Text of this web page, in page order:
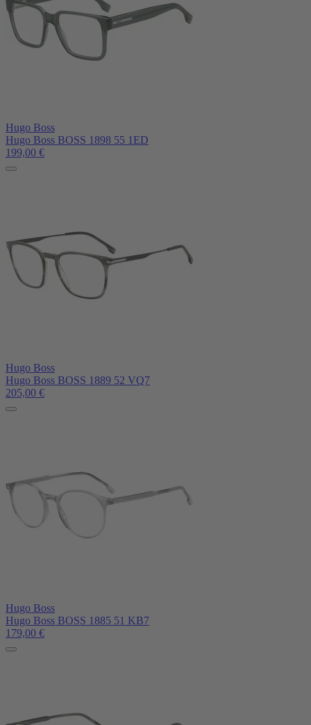
Hugo Boss
Hugo Boss BOSS 1898 55 1ED
199,00 €
Hugo Boss
Hugo Boss BOSS 1889 52 VQ7
205,00 €
Hugo Boss
Hugo Boss BOSS 1885 51 KB7
179,00 €